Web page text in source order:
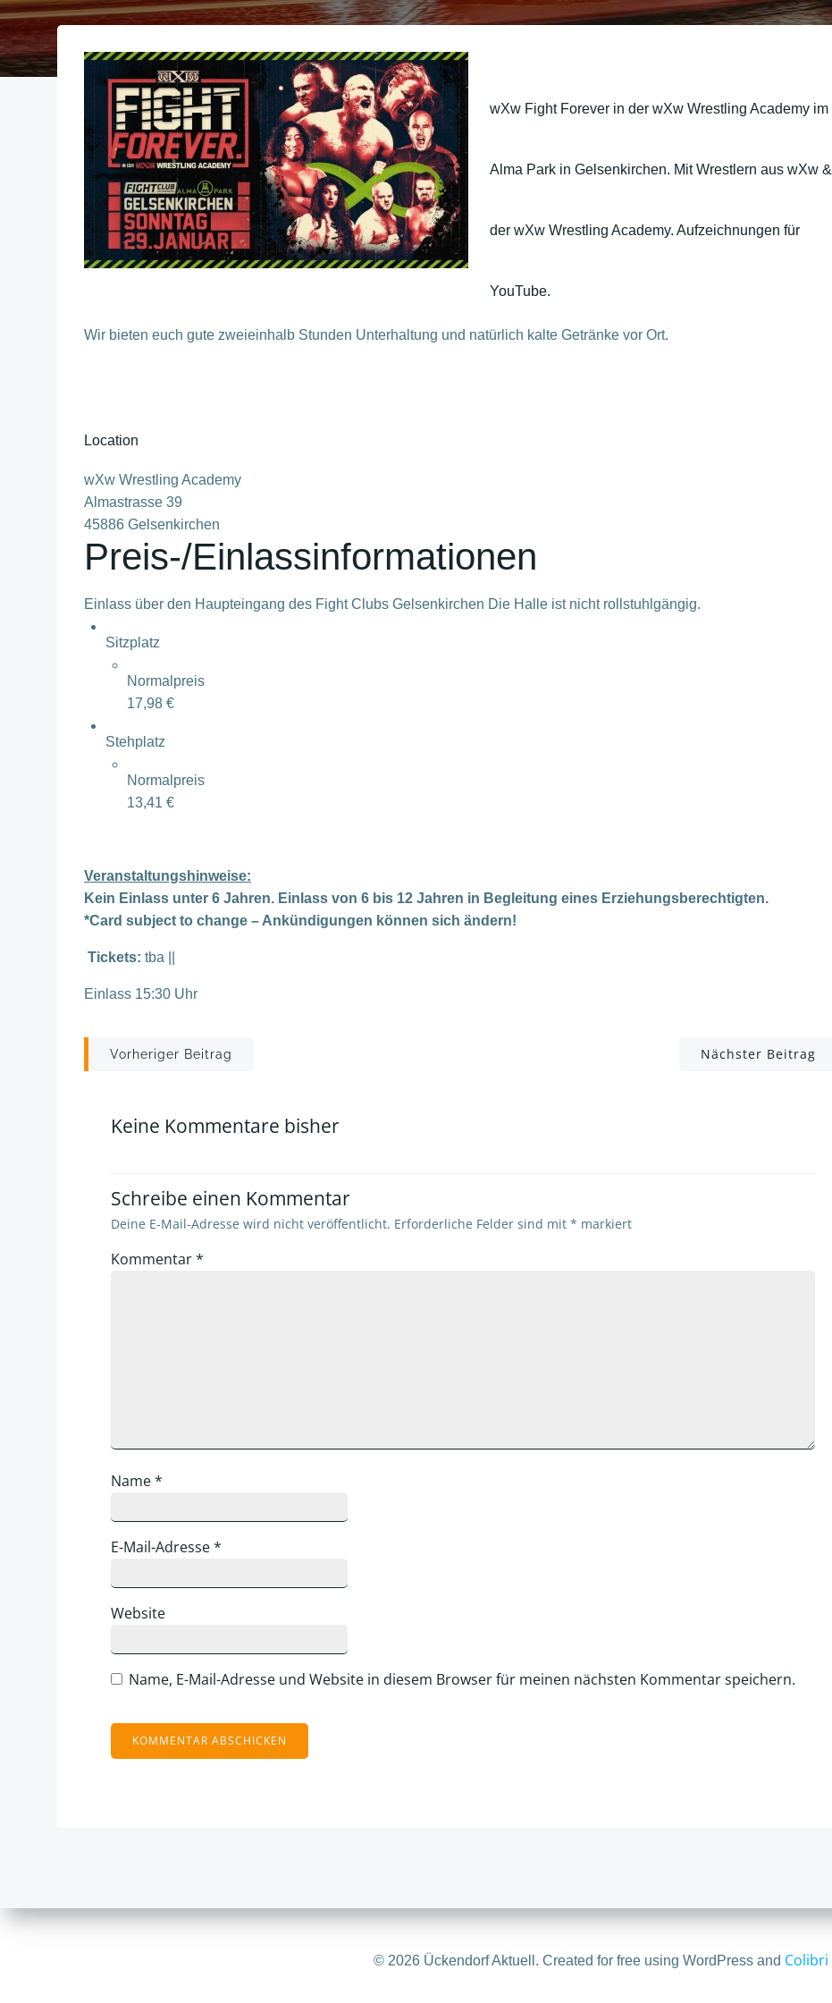
wXw Fight Forever in der wXw Wrestling Academy im
Alma Park in Gelsenkirchen. Mit Wrestlern aus wXw &
der wXw Wrestling Academy. Aufzeichnungen für
YouTube.
Wir bieten euch gute zweieinhalb Stunden Unterhaltung und natürlich kalte Getränke vor Ort.
Location
wXw Wrestling Academy
Almastrasse 39
45886 Gelsenkirchen
Preis-/Einlassinformationen
Einlass über den Haupteingang des Fight Clubs Gelsenkirchen Die Halle ist nicht rollstuhlgängig.
Sitzplatz
Normalpreis
17,98 €
Stehplatz
Normalpreis
13,41 €
Veranstaltungshinweise:
Kein Einlass unter 6 Jahren. Einlass von 6 bis 12 Jahren in Begleitung eines Erziehungsberechtigten.
*Card subject to change – Ankündigungen können sich ändern!
Tickets: tba ||
Einlass 15:30 Uhr
Post
Vorheriger Beitrag Nächster Beitrag
Keine Kommentare bisher
Schreibe einen Kommentar
Deine E-Mail-Adresse wird nicht veröffentlicht. Erforderliche Felder sind mit * markiert
Kommentar*
Name*
E-Mail-Adresse*
Website
Name, E-Mail-Adresse und Website in diesem Browser für meinen nächsten Kommentar speichern.
© 2026 Ückendorf Aktuell. Created for free using WordPress and Colibri